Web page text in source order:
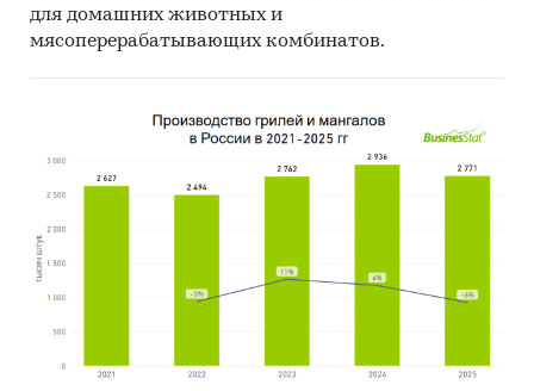
для домашних животных и
мясоперерабатывающих комбинатов.